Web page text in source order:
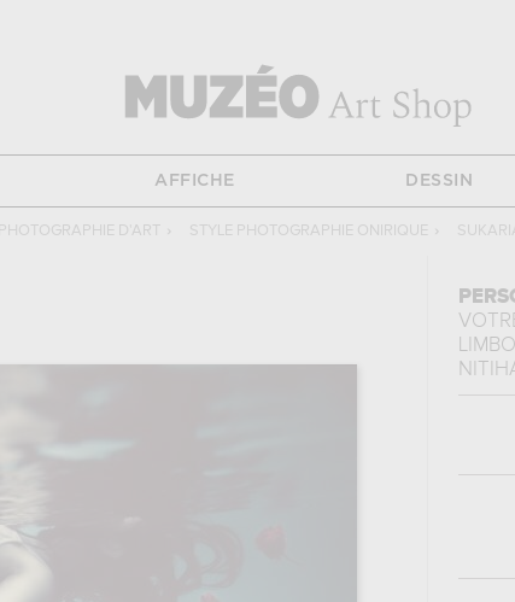
AFFICHE DESSIN
PHOTOGRAPHIE D'ART › STYLE PHOTOGRAPHIE ONIRIQUE ›
LIMBO